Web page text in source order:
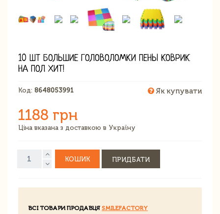
10 ШТ БОЛЬШИЕ ГОЛОВОЛОМКИ ПЕНЫ КОВРИК
НА ПОЛ ХИТ!
Код: 8648053991 Як купувати
1188 грн
Ціна вказана з доставкою в Україну
КОШИК ПРИДБАТИ
ВСІ ТОВАРИ ПРОДАВЦЯ SMILEFACTORY